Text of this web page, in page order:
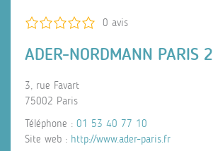
0 avis
ADER-NORDMANN PARIS 2
3, rue Favart
75002 Paris
Téléphone : 01 53 40 77 10
Site web : http://www.ader-paris.fr